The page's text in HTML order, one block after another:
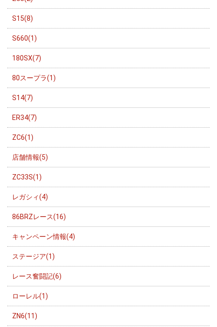
S15(8)
S660(1)
180SX(7)
80スープラ(1)
S14(7)
ER34(7)
ZC6(1)
店舗情報(5)
ZC33S(1)
レガシィ(4)
86BRZレース(16)
キャンペーン情報(4)
ステージア(1)
レース奮闘記(6)
ローレル(1)
ZN6(11)